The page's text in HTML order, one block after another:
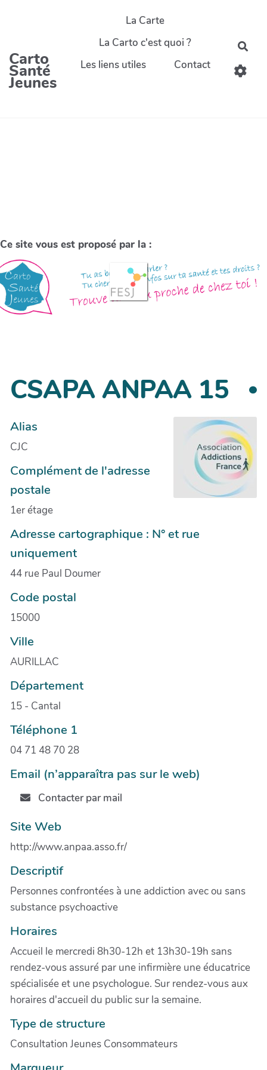
Carto
Santé
Jeunes
La Carte
La Carto c'est quoi ?
Les liens utiles
Contact
Ce site vous est proposé par la :
CSAPA ANPAA 15
Alias
CJC
Complément de l'adresse
postale
1er étage
Adresse cartographique : N° et rue
uniquement
44 rue Paul Doumer
Code postal
15000
Ville
AURILLAC
Département
15 - Cantal
Téléphone 1
04 71 48 70 28
Email (n’apparaîtra pas sur le web)
Contacter par mail
Site Web
http://www.anpaa.asso.fr/
Descriptif
Personnes confrontées à une addiction avec ou sans
substance psychoactive
Horaires
Accueil le mercredi 8h30-12h et 13h30-19h sans
rendez-vous assuré par une infirmière une éducatrice
spécialisée et une psychologue. Sur rendez-vous aux
horaires d'accueil du public sur la semaine.
Type de structure
Consultation Jeunes Consommateurs